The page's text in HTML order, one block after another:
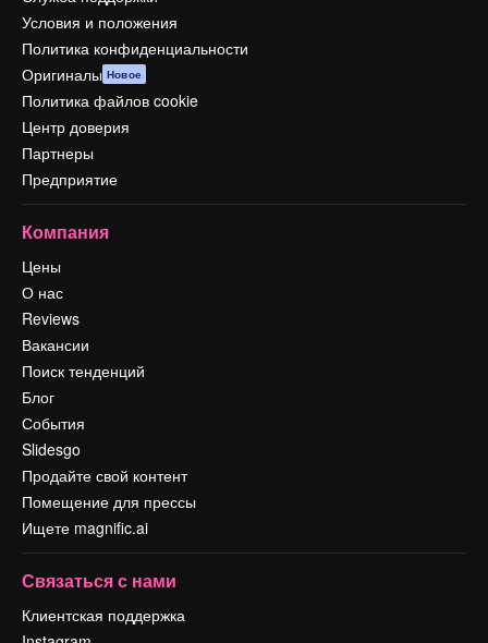
Условия и положения
Политика конфиденциальности
Оригиналы Новое
Политика файлов cookie
Центр доверия
Партнеры
Предприятие
Компания
Цены
О нас
Reviews
Вакансии
Поиск тенденций
Блог
События
Slidesgo
Продайте свой контент
Помещение для прессы
Ищете magnific.ai
Связаться с нами
Клиентская поддержка